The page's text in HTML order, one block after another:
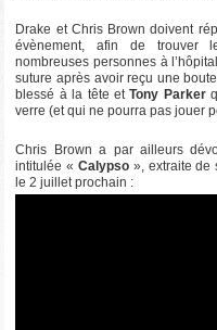
Drake et Chris Brown doivent
évènement, afin de trouver
nombreuses personnes à
suture après avoir reçu une
blessé à la tête etTony Parker
verre (et qui ne pourra pas jouer
Chris Brown a par ailleurs
intitulée «Calypso », extraite de
le 2 juillet prochain :